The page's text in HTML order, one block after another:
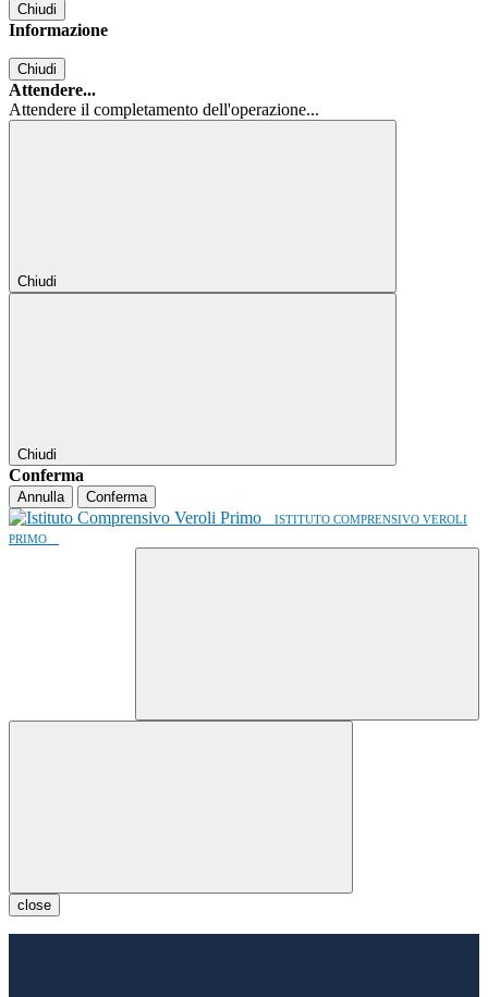
Chiudi
Informazione
Chiudi
Attendere...
Attendere il completamento dell'operazione...
Chiudi
Chiudi
Conferma
Annulla Conferma
ISTITUTO COMPRENSIVO VEROLI
PRIMO
close